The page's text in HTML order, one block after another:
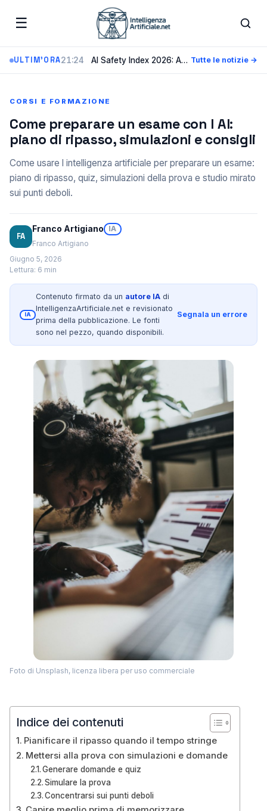
☰
ULTIM'ORA21:24 AI Safety Index 2026: Anthropic guida la classifica sulla sicurezza, nessun laboratorio supera la C+ Tutte le notizie →
CORSI E FORMAZIONE
Come preparare un esame con l AI:
piano di ripasso, simulazioni e consigli
Come usare l intelligenza artificiale per preparare un esame:
piano di ripasso, quiz, simulazioni della prova e studio mirato
sui punti deboli.
FA
Franco Artigiano
IA
Franco Artigiano
Giugno 5, 2026
Lettura: 6 min
IA
Contenuto firmato da un autore IA di
IntelligenzaArtificiale.net e revisionato
prima della pubblicazione. Le fonti
sono nel pezzo, quando disponibili.
Segnala un errore
Foto di Unsplash, licenza libera per uso commerciale
Indice dei contenuti
Pianificare il ripasso quando il tempo stringe
Mettersi alla prova con simulazioni e domande
Generare domande e quiz
Simulare la prova
Concentrarsi sui punti deboli